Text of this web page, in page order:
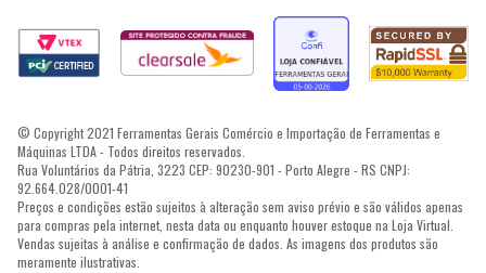
© Copyright 2021 Ferramentas Gerais Comércio e Importação de Ferramentas e
Máquinas LTDA - Todos direitos reservados.
Rua Voluntários da Pátria, 3223 CEP: 90230-901 - Porto Alegre - RS CNPJ:
92.664.028/0001-41
Preços e condições estão sujeitos à alteração sem aviso prévio e são válidos apenas
para compras pela internet, nesta data ou enquanto houver estoque na Loja Virtual.
Vendas sujeitas à análise e confirmação de dados. As imagens dos produtos são
meramente ilustrativas.